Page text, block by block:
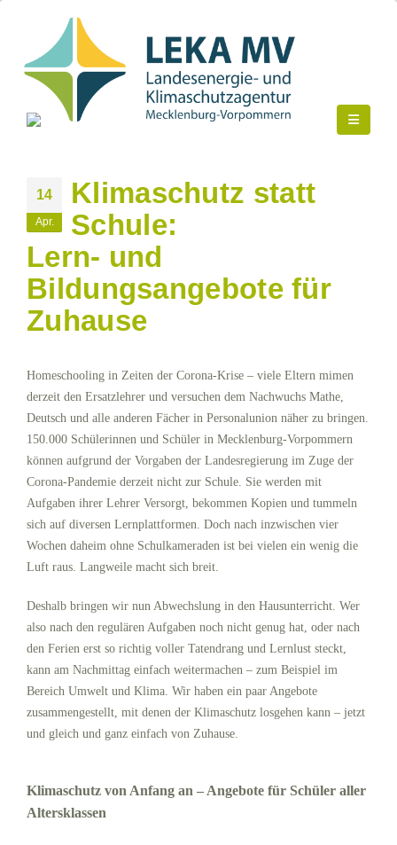
14
Apr.
Klimaschutz statt
Schule:
Lern- und
Bildungsangebote für
Zuhause
Homeschooling in Zeiten der Corona-Krise – viele Eltern mimen
derzeit den Ersatzlehrer und versuchen dem Nachwuchs Mathe,
Deutsch und alle anderen Fächer in Personalunion näher zu bringen.
150.000 Schülerinnen und Schüler in Mecklenburg-Vorpommern
können aufgrund der Vorgaben der Landesregierung im Zuge der
Corona-Pandemie derzeit nicht zur Schule. Sie werden mit
Aufgaben ihrer Lehrer Versorgt, bekommen Kopien und tummeln
sich auf diversen Lernplattformen. Doch nach inzwischen vier
Wochen daheim ohne Schulkameraden ist bei vielen ein wenig die
Luft raus. Langweile macht sich breit.
Deshalb bringen wir nun Abwechslung in den Hausunterricht. Wer
also nach den regulären Aufgaben noch nicht genug hat, oder nach
den Ferien erst so richtig voller Tatendrang und Lernlust steckt,
kann am Nachmittag einfach weitermachen – zum Beispiel im
Bereich Umwelt und Klima. Wir haben ein paar Angebote
zusammengestellt, mit denen der Klimaschutz losgehen kann – jetzt
und gleich und ganz einfach von Zuhause.
Klimaschutz von Anfang an – Angebote für Schüler aller
Altersklassen